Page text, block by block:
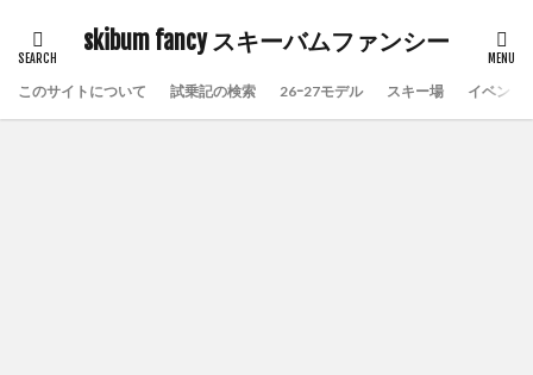
skibum fancy スキーバムファンシー
このサイトについて 試乗記の検索 26ｰ27モデル スキー場 イベント